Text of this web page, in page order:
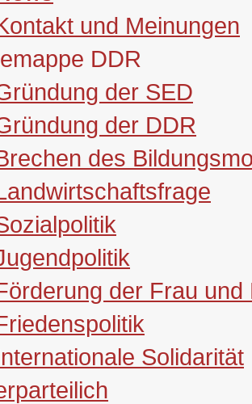
und Meinungen
DDR
der SED
der DDR
des
der Frau und
Solidarität